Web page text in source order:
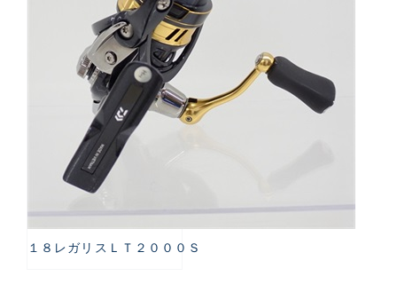
１８レガリスＬＴ２０００Ｓ